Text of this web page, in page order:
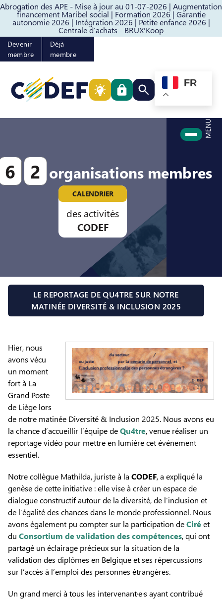
Abrogation des APE - Mise à jour au 01-07-2026 | Augmentation
financement Maribel social | Formation 2026 | Garantie
autonomie 2026 | Intégration 2026 | Petite enfance 2026 |
Centrale d’achats - BRUX'Koop
Passer au contenuPasser au pied de page
Devenir
membre
Déjà
membre
Rechercher quelque
FR
MENU
6 2 organisations membres
CALENDRIER
des activités
CODEF
LE REPORTAGE DE QU4TRE SUR NOTRE
MATINÉE DIVERSITÉ & INCLUSION 2025
Hier, nous
avons vécu
un moment
fort à La
Grand Poste
de Liège lors
de notre matinée Diversité & Inclusion 2025. Nous avons eu
la chance d’accueillir l’équipe deQu4tre, venue réaliser un
reportage vidéo pour mettre en lumière cet événement
essentiel.
Notre collègue Mathilda, juriste à la CODEF, a expliqué la
genèse de cette initiative : elle vise à créer un espace de
dialogue constructif autour de la diversité, de l’inclusion et
de l’égalité des chances dans le monde professionnel. Nous
avons également pu compter sur la participation deCiréet
du Consortium de validation des compétences, qui ont
partagé un éclairage précieux sur la situation de la
validation des diplômes en Belgique et ses répercussions
sur l’accès à l’emploi des personnes étrangères.
Un grand merci à tous les intervenant·e·s ayant contribué